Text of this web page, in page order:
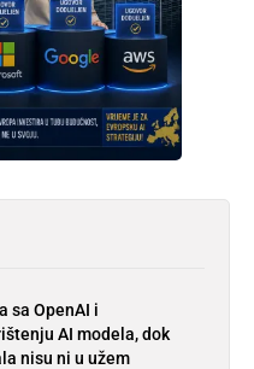
sa OpenAI i
AI modela, dok
nisu ni u užem